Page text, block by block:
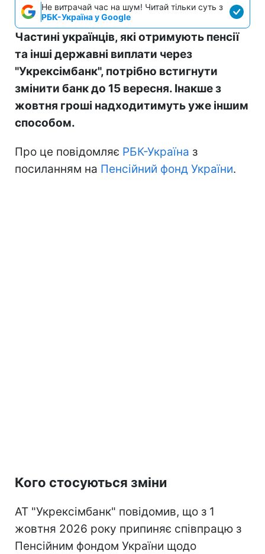
Не витрачай час на шум! Читай тільки суть з
РБК-Україна у Google
Частині українців, які отримують пенсії
та інші державні виплати через
"Укрексімбанк", потрібно встигнути
змінити банк до 15 вересня. Інакше з
жовтня гроші надходитимуть уже іншим
способом.
Про це повідомляє РБК-Україна з
посиланням на Пенсійний фонд України.
Кого стосуються зміни
АТ "Укрексімбанк" повідомив, що з 1
жовтня 2026 року припиняє співпрацю з
Пенсійним фондом України щодо